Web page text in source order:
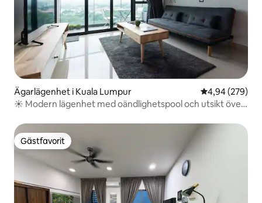
Ägarlägenhet i Kuala Lumpur 4,94 av 5 i
4,94 (279)
☀ Modern lägenhet med oändlighetspool och utsikt över
Gästfavorit
Gästfavorit